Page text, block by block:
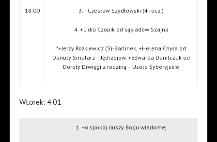
18.00 3. +Czesław Szydłowski (4 rocz.)
4. +Lidia Czopik od sąsiadów Szajna
*+Jerzy Rożkiewicz (3)-Barlinek, +Helena Chyła od
Danuty Smalarz – Jędrzejów, +Edwarda Danilczuk od
Doroty Drwięgi z rodziną – Usole Syberyjskie
Wtorek: 4.01
1. +o spokój duszy Bogu wiadomej